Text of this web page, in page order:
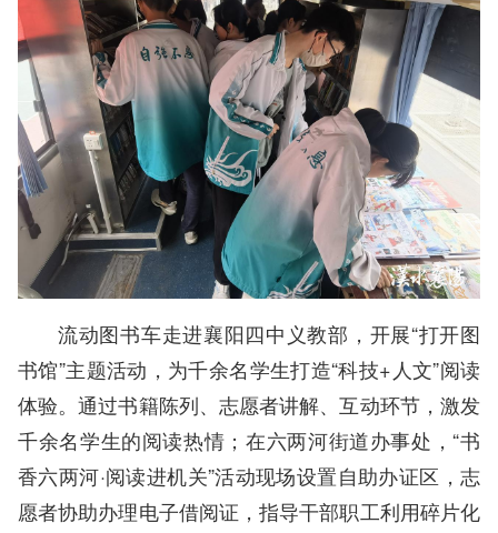
流动图书车走进襄阳四中义教部，开展“打开图
书馆”主题活动，为千余名学生打造“科技+人文”阅读
体验。通过书籍陈列、志愿者讲解、互动环节，激发
千余名学生的阅读热情；在六两河街道办事处，“书
香六两河·阅读进机关”活动现场设置自助办证区，志
愿者协助办理电子借阅证，指导干部职工利用碎片化